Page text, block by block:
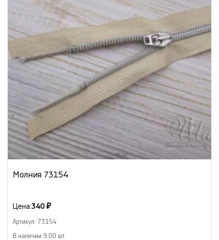
Молния 73154
Цена:340 ₽
Артикул: 73154
В наличии 9.00 шт